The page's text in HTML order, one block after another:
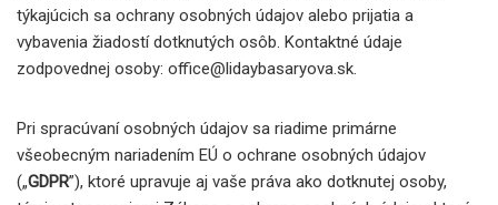
týkajúcich sa ochrany osobných údajov alebo prijatia a
vybavenia žiadostí dotknutých osôb. Kontaktné údaje
zodpovednej osoby: office@lidaybasaryova.sk.
Pri spracúvaní osobných údajov sa riadime primárne
všeobecným nariadením EÚ o ochrane osobných údajov
(„GDPR”), ktoré upravuje aj vaše práva ako dotknutej osoby,